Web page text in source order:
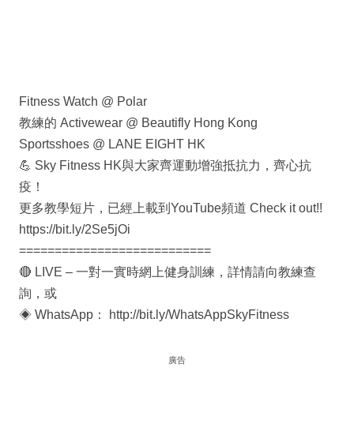
Fitness Watch @ Polar
教練的 Activewear @ Beautifly Hong Kong
Sportsshoes @ LANE EIGHT HK
💪 Sky Fitness HK與大家齊運動增強抵抗力，齊心抗
疫！
更多教學短片，已經上載到YouTube頻道 Check it out!!
https://bit.ly/2Se5jOi
===========================
🔴 LIVE – 一對一實時網上健身訓練，詳情請向教練查
詢，或
◈ WhatsApp： http://bit.ly/WhatsAppSkyFitness
廣告